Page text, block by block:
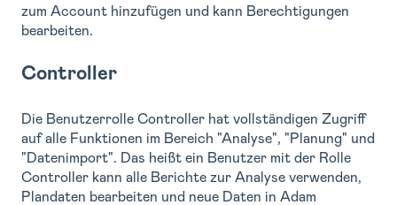
zum Account hinzufügen und kann Berechtigungen
bearbeiten.
Controller
Die Benutzerrolle Controller hat vollständigen Zugriff
auf alle Funktionen im Bereich "Analyse", "Planung" und
"Datenimport". Das heißt ein Benutzer mit der Rolle
Controller kann alle Berichte zur Analyse verwenden,
Plandaten bearbeiten und neue Daten in Adam